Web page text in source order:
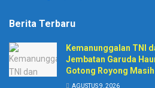
Berita Terbaru
Kemanunggalan TNI
Jembatan Garuda
Gotong Royong
AGUSTUS 9, 2026